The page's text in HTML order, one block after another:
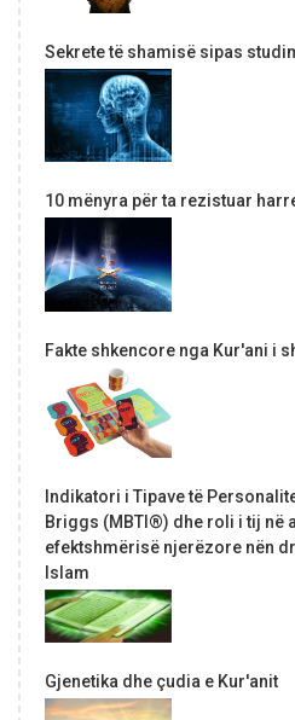
Sekrete të shamisë sipas
10 mënyra për ta rezistuar
Fakte shkencore nga Kur'ani i
Indikatori i Tipave të
Briggs (MBTI®) dhe roli i tij në
efektshmërisë njerëzore nën
Islam
Gjenetika dhe çudia e Kur'anit